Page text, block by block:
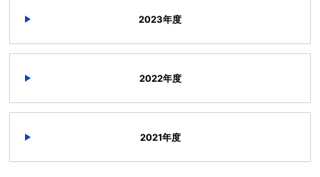
2023年度
2022年度
2021年度